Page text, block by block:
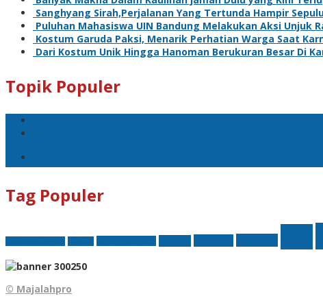
Sanghyang Sirah,Perjalanan Yang Tertunda Hampir
Puluhan Mahasiswa UIN Bandung Melakukan Aksi Unjuk
Kostum Garuda Paksi, Menarik Perhatian Warga Saat
Dari Kostum Unik Hingga Hanoman Berukuran Besar Di
Topik Populer
Tag Populer
© Majalahpro